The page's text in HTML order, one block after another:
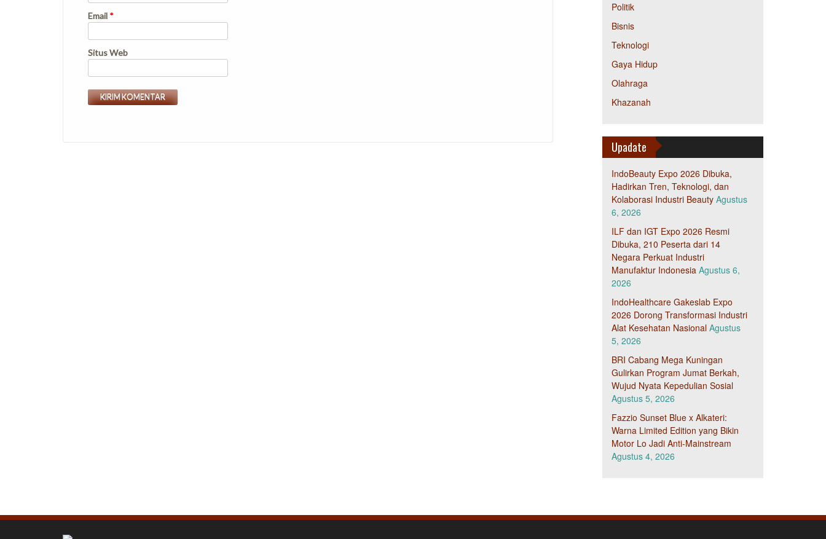
Email *
Situs Web
Politik
Bisnis
Teknologi
Gaya Hidup
Olahraga
Khazanah
Upadate
IndoBeauty Expo 2026 Dibuka,
Hadirkan Tren, Teknologi, dan
Kolaborasi Industri Beauty Agustus
6, 2026
ILF dan IGT Expo 2026 Resmi
Dibuka, 210 Peserta dari 14
Negara Perkuat Industri
Manufaktur Indonesia Agustus 6,
2026
IndoHealthcare Gakeslab Expo
2026 Dorong Transformasi Industri
Alat Kesehatan Nasional Agustus
5, 2026
BRI Cabang Mega Kuningan
Gulirkan Program Jumat Berkah,
Wujud Nyata Kepedulian Sosial
Agustus 5, 2026
Fazzio Sunset Blue x Alkateri:
Warna Limited Edition yang Bikin
Motor Lo Jadi Anti-Mainstream
Agustus 4, 2026